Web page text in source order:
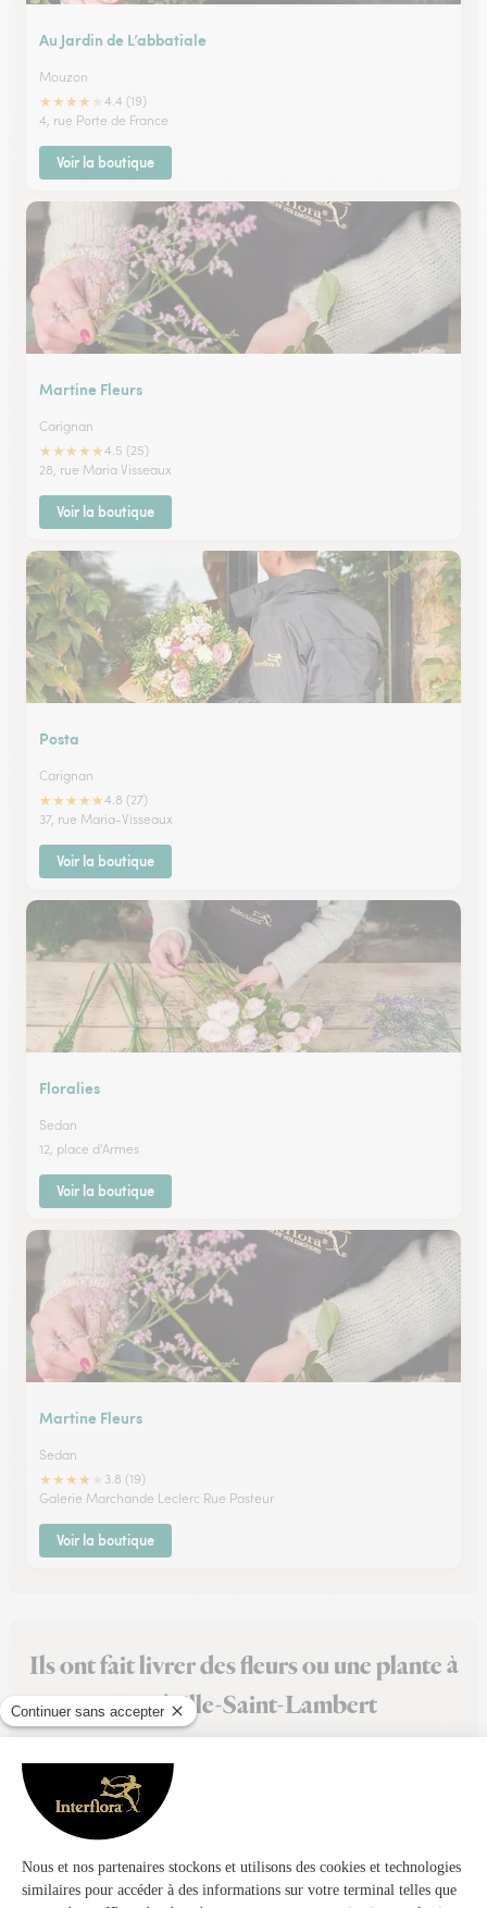
Au Jardin de L’abbatiale
Mouzon
★★★★
4.4 (19)
4, rue Porte de France
Voir la boutique
Martine Fleurs
Carignan
★★★★★4.5 (25)
28, rue Maria Visseaux
Voir la boutique
Posta
Carignan
★★★★★4.8 (27)
37, rue Maria-Visseaux
Voir la boutique
Floralies
Sedan
12, place d'Armes
Voir la boutique
Martine Fleurs
Sedan
★★★★
3.8 (19)
Galerie Marchande Leclerc Rue Pasteur
Voir la boutique
Ils ont fait livrer des fleurs ou une plante à
Autréville-Saint-Lambert
★ ★ ★
Parfait
13/02/2026